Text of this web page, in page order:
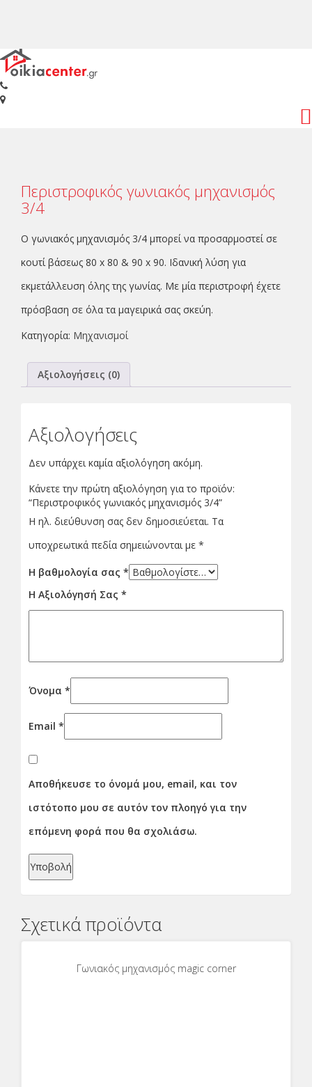
Περιστροφικός γωνιακός μηχανισμός
3/4
Ο γωνιακός μηχανισμός 3/4 μπορεί να προσαρμοστεί σε
κουτί βάσεως 80 x 80 & 90 x 90. Iδανική λύση για
εκμετάλλευση όλης της γωνίας. Mε μία περιστροφή έχετε
πρόσβαση σε όλα τα μαγειρικά σας σκεύη.
Κατηγορία: Μηχανισμοί
Αξιολογήσεις (0)
Αξιολογήσεις
Δεν υπάρχει καμία αξιολόγηση ακόμη.
Κάνετε την πρώτη αξιολόγηση για το προϊόν:
“Περιστροφικός γωνιακός μηχανισμός 3/4”
Η ηλ. διεύθυνση σας δεν δημοσιεύεται. Τα
υποχρεωτικά πεδία σημειώνονται με *
Η βαθμολογία σας *
Η Αξιολόγησή Σας *
Όνομα *
Email *
Αποθήκευσε το όνομά μου, email, και τον
ιστότοπο μου σε αυτόν τον πλοηγό για την
επόμενη φορά που θα σχολιάσω.
Σχετικά προϊόντα
Γωνιακός μηχανισμός magic corner